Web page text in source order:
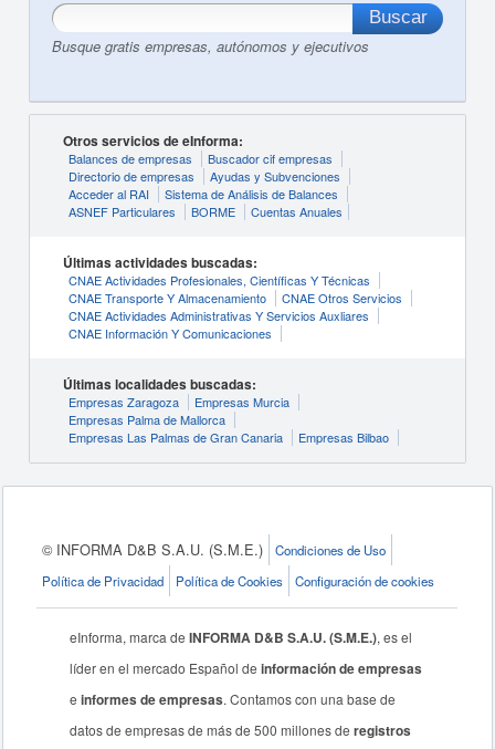
Busque gratis empresas, autónomos y ejecutivos
Otros servicios de eInforma:
Balances de empresas
Buscador cif empresas
Directorio de empresas
Ayudas y Subvenciones
Acceder al RAI
Sistema de Análisis de Balances
ASNEF Particulares
BORME Cuentas Anuales
Últimas actividades buscadas:
CNAE Actividades Profesionales, Científicas Y Técnicas
CNAE Transporte Y Almacenamiento
CNAE Otros Servicios
CNAE Actividades Administrativas Y Servicios Auxliares
CNAE Información Y Comunicaciones
Últimas localidades buscadas:
Empresas Zaragoza
Empresas Murcia
Empresas Palma de Mallorca
Empresas Las Palmas de Gran Canaria
Empresas Bilbao
© INFORMA D&B S.A.U. (S.M.E.)
Condiciones de Uso
Política de Privacidad
Política de Cookies Configuración de cookies
eInforma, marca deINFORMA D&B S.A.U. (S.M.E.), es el
líder en el mercado Español deinformación de empresas
einformes de empresas. Contamos con una base de
datos de empresas de más de 500 millones deregistros